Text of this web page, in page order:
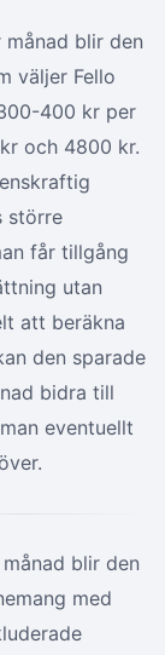
blir den
väljer Fello
400 kr per
och 4800 kr.
större
får tillgång
utan
att beräkna
den sparade
bidra till
eventuellt
blir den
med